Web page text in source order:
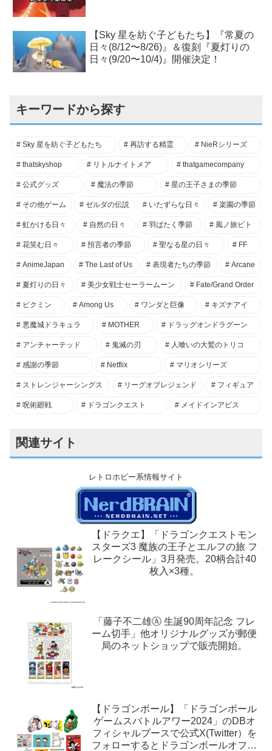
【Sky 星を紡ぐ子どもたち】『常夏の
日々(8/12〜8/26)』＆復刻『夏灯りの
日々(9/20〜10/4)』開催決定！
キーワードから探す
Sky 星を紡ぐ子どもたち 再訪する精霊 NieRシリーズ
thatskyshop リトルナイトメア thatgamecompany
公式グッズ 魔法の季節 星の王子さまの季節
その他ゲーム ゼルダの伝説 いたずらな日々 楽園の季節
虹かける日々 自然の日々 羽ばたく季節 風ノ旅ビト
花笑む日々 預言者の季節 聖なる星の日々 FF
AnimeJapan The Last of Us 表現者たちの季節 Arcane
夏灯りの日々 美少女戦士セーラームーン Fate/Grand Order
ピクミン Among Us ワンダと巨像 キズナアイ
悪魔城ドラキュラ MOTHER ドラッグオンドラグーン
アンチャーテッド 鬼滅の刃 人喰いの大鷲のトリコ
感謝の季節 Netflix マリオシリーズ
ストレンジャーシングス リーグオブレジェンド フィギュア
呪術廻戦 ドラゴンクエスト メイドインアビス
関連サイト
レトロホビー系情報サイト
【ドラクエ】「ドラゴンクエストモン
スターズ3 魔族の王子とエルフの旅 フ
レークシール」3月発売。20柄合計40
枚入×3種。
「藤子不二雄Ⓐ 生誕90周年記念 フレ
ーム切手」他オリジナルグッズが郵便
局のネットショップで販売開始。
【ドラゴンボール】「ドラゴンボール
ゲームスバトルアワー2024」のDBオ
フィシャルブースで公式X(Twitter）を
フォローするとドラゴンボールオフィ